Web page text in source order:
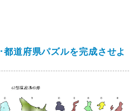
都道府県パズルを完成させよ